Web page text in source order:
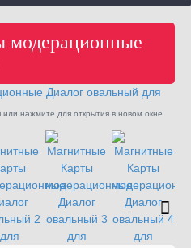
модерационные
нажмите для открытия в новом окне